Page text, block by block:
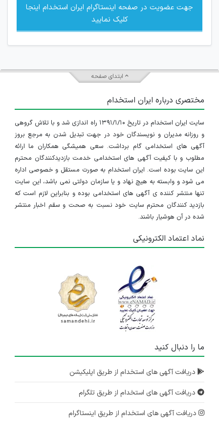
جهت عضویت در صفحه اینستاگرام ایران استخدام اینجا
کلیک نمایید
ابتدای صفحه
مختصری درباره ایران استخدام
سایت ایران استخدام در تاریخ ۱۳۹۱/۱/۱۰ راه اندازی شد و با تلاش گروهی
و روزانه مدیران و نویسندگان خود در جهت تبدیل شدن به مرجع بروز
آگهی های استخدامی گام برداشت. سعی همیشگی همکاران ما ارائه
مطلوب و با کیفیت آگهی های استخدامی خدمت بازدیدکنندگان محترم
این سایت بوده است. ایران استخدام به صورت مستقل و خصوصی اداره
می شود و وابسته به هیچ نهاد و یا سازمان دولتی نمی باشد، این سایت
تنها منتشر کننده ی آگهی های استخدامی بوده و بنابراین لازم است که
بازدید کنندگان محترم سایت خود نسبت به صحت و سقم اخبار منتشر
شده در آن هوشیار باشند.
نماد اعتماد الکترونیکی
ما را دنبال کنید
دریافت آگهی های استخدام از طریق اپلیکیشن
دریافت آگهی های استخدام از طریق تلگرام
دریافت آگهی های استخدام از طریق اینستاگرام